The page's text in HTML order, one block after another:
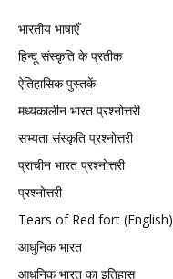
भारतीय भाषाएँ
हिन्दू संस्कृति के प्रतीक
ऐतिहासिक पुस्तकें
मध्यकालीन भारत प्रश्नोत्तरी
सभ्यता संस्कृति प्रश्नोत्तरी
प्राचीन भारत प्रश्नोत्तरी
प्रश्नोत्तरी
Tears of Red fort (English)
आधुनिक भारत
आधुनिक भारत का इतिहास